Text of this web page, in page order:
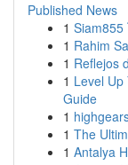
Published News
1
1 Rahim
1 Reflejos
1 Level
Guide
1
1 The
1 Antalya